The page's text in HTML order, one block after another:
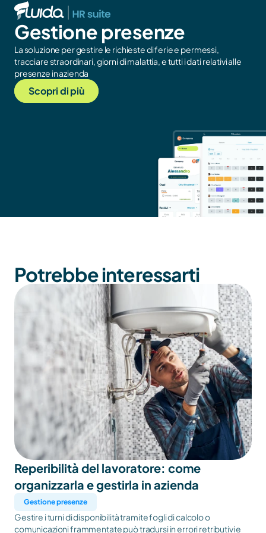
Gestione presenze
La soluzione per gestire le richieste di ferie e permessi,
tracciare straordinari, giorni di malattia, e tutti i dati relativi alle
presenze in azienda
Scopri di più
Potrebbe interessarti
Reperibilità del lavoratore: come
organizzarla e gestirla in azienda
Gestione presenze
Gestire i turni di disponibilità tramite fogli di calcolo o
comunicazioni frammentate può tradursi in errori retributivi e